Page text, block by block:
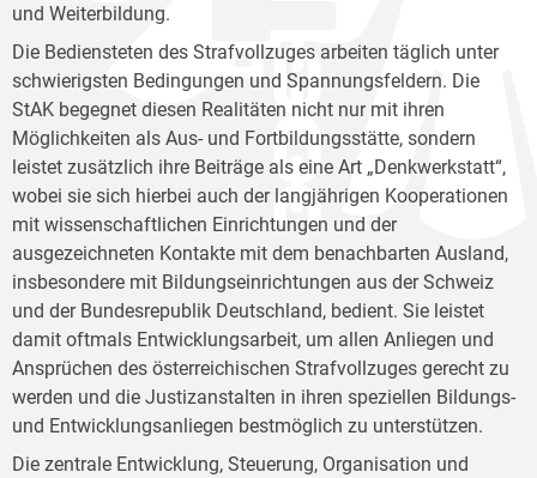
und Weiterbildung.
Die Bediensteten des Strafvollzuges arbeiten täglich unter
schwierigsten Bedingungen und Spannungsfeldern. Die
StAK begegnet diesen Realitäten nicht nur mit ihren
Möglichkeiten als Aus- und Fortbildungsstätte, sondern
leistet zusätzlich ihre Beiträge als eine Art „Denkwerkstatt“,
wobei sie sich hierbei auch der langjährigen Kooperationen
mit wissenschaftlichen Einrichtungen und der
ausgezeichneten Kontakte mit dem benachbarten Ausland,
insbesondere mit Bildungseinrichtungen aus der Schweiz
und der Bundesrepublik Deutschland, bedient. Sie leistet
damit oftmals Entwicklungsarbeit, um allen Anliegen und
Ansprüchen des österreichischen Strafvollzuges gerecht zu
werden und die Justizanstalten in ihren speziellen Bildungs-
und Entwicklungsanliegen bestmöglich zu unterstützen.
Die zentrale Entwicklung, Steuerung, Organisation und